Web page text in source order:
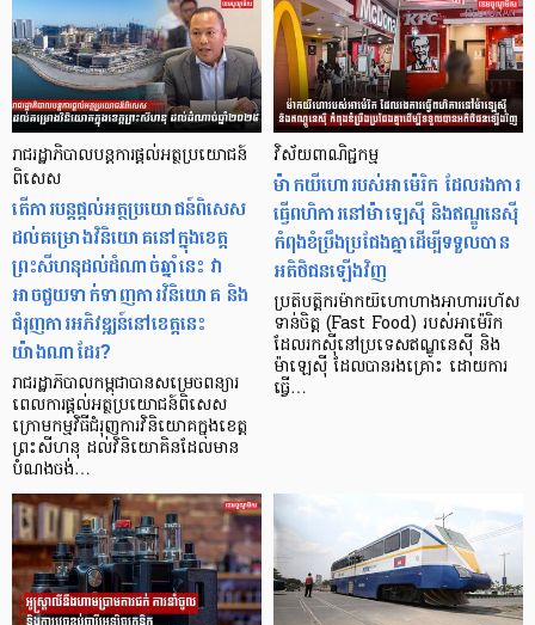
រាជរដ្ឋាភិបាលបន្តការផ្តល់អត្ថប្រយោជន៍
ពិសេស
តើការបន្តផ្តល់អត្ថប្រយោជន៍ពិសេស
ដល់គម្រោងវិនិយោគនៅក្នុងខេត្ត
ព្រះសីហនុដល់ដំណាច់ឆ្នាំនេះ វា
អាចជួយទាក់ទាញការវិនិយោគ និង
ជំរុញការអភិវឌ្ឍន៍នៅខេត្តនេះ
យ៉ាងណាដែរ?
រាជរដ្ឋាភិបាលកម្ពុជាបានសម្រេចពន្យារ
ពេលការផ្តល់អត្ថប្រយោជន៍ពិសេស
ក្រោមកម្មវិធីជំរុញការវិនិយោគក្នុងខេត្ត
ព្រះសីហនុ ដល់វិនិយោគិនដែលមាន
បំណងចង់…
វិស័យពាណិជ្ជកម្ម
ម៉ាកយីហោរបស់អាម៉េរិក ដែលរងការ
ធ្វើពហិការនៅម៉ាឡេស៊ី និងឥណ្ឌូនេស៊ី
កំពុងខំប្រឹងប្រជែងគ្នាដើម្បីទទួលបាន
អតិថិជនឡើងវិញ
ប្រតិបត្តិករម៉ាកយីហោហាងអាហាររហ័ស
ទាន់ចិត្ត (Fast Food) របស់អាម៉េរិក
ដែលរកស៊ីនៅប្រទេសឥណ្ឌូនេស៊ី និង
ម៉ាឡេស៊ី ដែលបានរងគ្រោះ ដោយការ
ធ្វើ…